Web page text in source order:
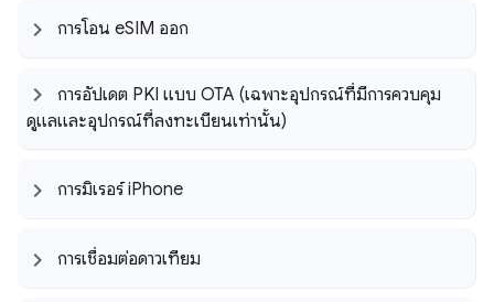
การโอน eSIM ออก
การอัปเดต PKI แบบ OTA (เฉพาะอุปกรณ์ที่มีการควบคุม
ดูแลและอุปกรณ์ที่ลงทะเบียนเท่านั้น)
การมิเรอร์ iPhone
การเชื่อมต่อดาวเทียม